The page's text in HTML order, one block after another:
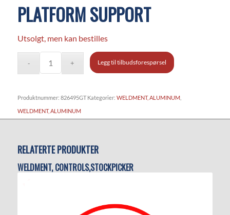
PLATFORM SUPPORT
Utsolgt, men kan bestilles
Legg til tilbudsforespørsel
Produktnummer: 826495GT Kategorier: WELDMENT, ALUMINUM,
WELDMENT, ALUMINUM
RELATERTE PRODUKTER
WELDMENT, CONTROLS,STOCKPICKER